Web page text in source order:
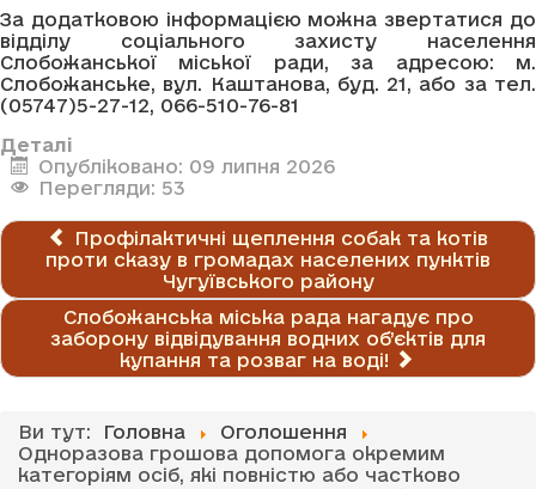
За додатковою інформацією можна звертатися до
відділу соціального захисту населення
Слобожанської міської ради, за адресою: м.
Слобожанське, вул. Каштанова, буд. 21, або за тел.
(05747)5-27-12, 066-510-76-81
Деталі
Опубліковано: 09 липня 2026
Перегляди: 53
Профілактичні щеплення собак та котів
проти сказу в громадах населених пунктів
Чугуївського району
Слобожанська міська рада нагадує про
заборону відвідування водних об’єктів для
купання та розваг на воді!
Ви тут: Головна
Оголошення
Одноразова грошова допомога окремим
категоріям осіб, які повністю або частково